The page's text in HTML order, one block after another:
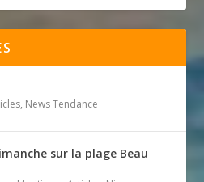
, News Tendance
sur la plage Beau